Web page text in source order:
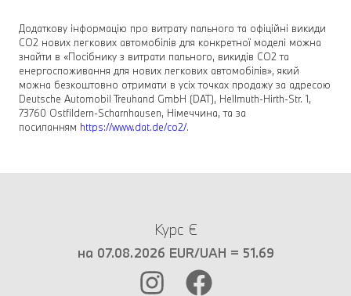
Додаткову інформацію про витрату пального та офіційні викиди
CO2 нових легкових автомобілів для конкретної моделі можна
знайти в «Посібнику з витрати пального, викидів CO2 та
енергоспоживання для нових легкових автомобілів», який
можна безкоштовно отримати в усіх точках продажу за адресою
Deutsche Automobil Treuhand GmbH (DAT), Hellmuth-Hirth-Str. 1,
73760 Ostfildern-Scharnhausen, Німеччина, та за
посиланням https://www.dat.de/co2/.
Курс €
на 07.08.2026 EUR/UAH = 51.69